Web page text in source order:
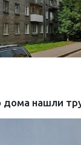
дома нашли